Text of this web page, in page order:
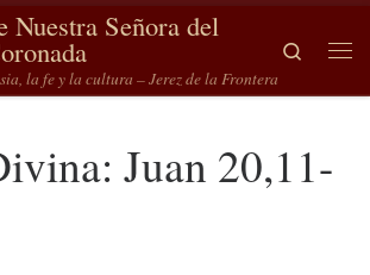
Nuestra Señora del
la fe y la cultura – Jerez de la Frontera
Search
Juan 20,11-